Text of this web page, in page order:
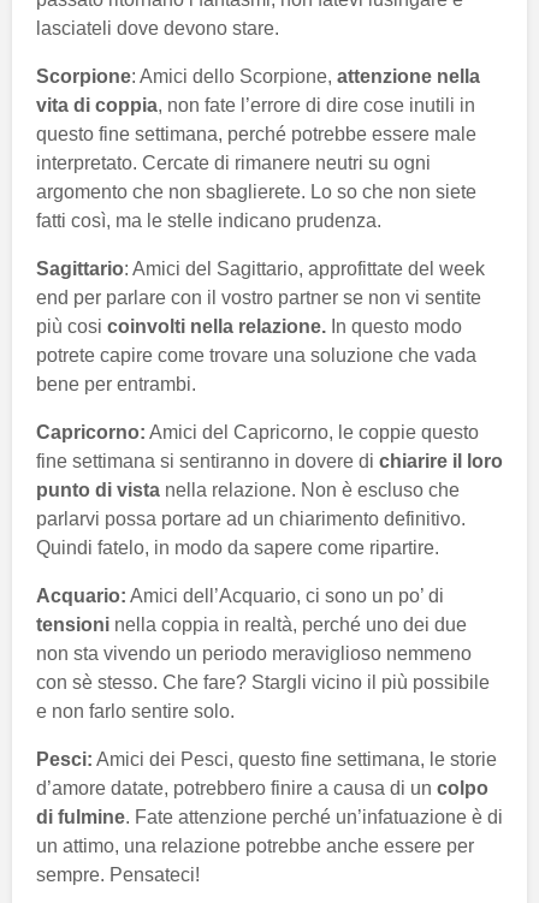
lasciateli dove devono stare.
Scorpione: Amici dello Scorpione, attenzione nella
vita di coppia, non fate l’errore di dire cose inutili in
questo fine settimana, perché potrebbe essere male
interpretato. Cercate di rimanere neutri su ogni
argomento che non sbaglierete. Lo so che non siete
fatti così, ma le stelle indicano prudenza.
Sagittario: Amici del Sagittario, approfittate del week
end per parlare con il vostro partner se non vi sentite
più cosi coinvolti nella relazione. In questo modo
potrete capire come trovare una soluzione che vada
bene per entrambi.
Capricorno: Amici del Capricorno, le coppie questo
fine settimana si sentiranno in dovere di chiarire il loro
punto di vista nella relazione. Non è escluso che
parlarvi possa portare ad un chiarimento definitivo.
Quindi fatelo, in modo da sapere come ripartire.
Acquario: Amici dell’Acquario, ci sono un po’ di
tensioni nella coppia in realtà, perché uno dei due
non sta vivendo un periodo meraviglioso nemmeno
con sè stesso. Che fare? Stargli vicino il più possibile
e non farlo sentire solo.
Pesci: Amici dei Pesci, questo fine settimana, le storie
d’amore datate, potrebbero finire a causa di un colpo
di fulmine. Fate attenzione perché un’infatuazione è di
un attimo, una relazione potrebbe anche essere per
sempre. Pensateci!